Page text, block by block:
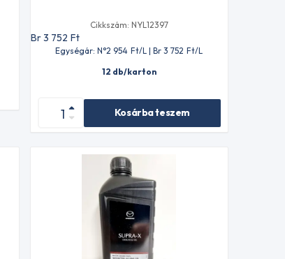
Cikkszám: NYL12397
Br 3 752 Ft
Egységár: N°2 954 Ft/L | Br 3 752 Ft/L
12 db/karton
Kosárba teszem